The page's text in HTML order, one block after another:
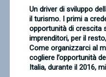
Un driver di sviluppo
il turismo. I primi a
opportunità di crescita
imprenditori, per il
Come organizzarci al
cogliere l’opportunità
Italia, durante il 2016,